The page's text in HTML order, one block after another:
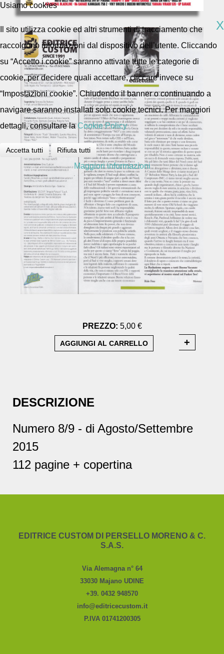
PREZZO: 5,00 €
DESCRIZIONE
Numero 8/9 - di Agosto/Settembre
2015
112 pagine + copertina
EDITRICE CUSTOM DI PERSELLO MORENO & C.
S.A.S.
Via Alemagna n° 64
33030 Majano UDINE
+39. 0432 948570
info@editricecustom.it
P.IVA 01741200305
Usiamo cookies
X
Il sito utilizza cookie ed altri strumenti di tracciamento che
raccolgono informazioni dal dispositivo dell’utente. Cliccando
su “Accetto i cookie” saranno attivate tutte le categorie di
cookie, per decidere quali accettare, cliccare invece su
“Impostazioni cookie”. Chiudendo il banner o continuando a
navigare saranno installati solo cookie tecnici. Per maggiori
dettagli, consultare laCookie Policy
Accetta tutti Rifiuta tutti
Maggiori informazioni